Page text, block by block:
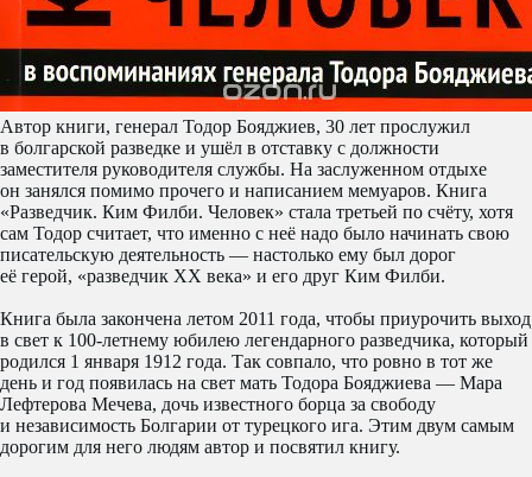
Автор книги, генерал Тодор Бояджиев, 30 лет прослужил
в болгарской разведке и ушёл в отставку с должности
заместителя руководителя службы. На заслуженном отдыхе
он занялся помимо прочего и написанием мемуаров. Книга
«Разведчик. Ким Филби. Человек» стала третьей по счёту, хотя
сам Тодор считает, что именно с неё надо было начинать свою
писательскую деятельность — настолько ему был дорог
её герой, «разведчик ХХ века» и его друг Ким Филби.
Книга была закончена летом 2011 года, чтобы приурочить выход
в свет к 100-летнему юбилею легендарного разведчика, который
родился 1 января 1912 года. Так совпало, что ровно в тот же
день и год появилась на свет мать Тодора Бояджиева — Мара
Лефтерова Мечева, дочь известного борца за свободу
и независимость Болгарии от турецкого ига. Этим двум самым
дорогим для него людям автор и посвятил книгу.